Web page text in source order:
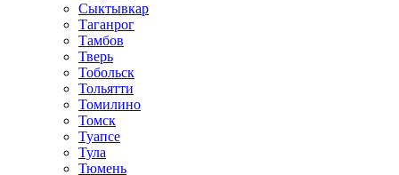
Сыктывкар
Таганрог
Тамбов
Тверь
Тобольск
Тольятти
Томилино
Томск
Туапсе
Тула
Тюмень